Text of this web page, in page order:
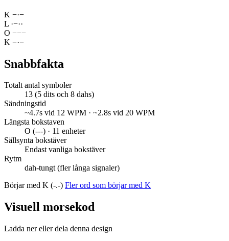
K −·−
L ·−··
O −−−
K −·−
Snabbfakta
Totalt antal symboler
13 (5 dits och 8 dahs)
Sändningstid
~4.7s vid 12 WPM · ~2.8s vid 20 WPM
Längsta bokstaven
O (---) · 11 enheter
Sällsynta bokstäver
Endast vanliga bokstäver
Rytm
dah-tungt (fler långa signaler)
Börjar med K (-.-) Fler ord som börjar med K
Visuell morsekod
Ladda ner eller dela denna design